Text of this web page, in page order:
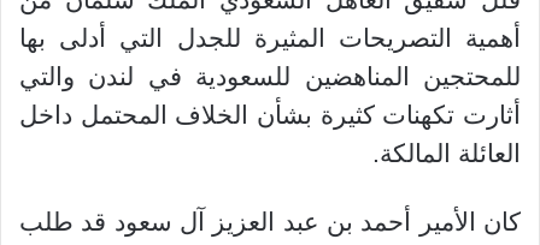
أهمية التصريحات المثيرة للجدل التي أدلى بها
للمحتجين المناهضين للسعودية في لندن والتي
أثارت تكهنات كثيرة بشأن الخلاف المحتمل داخل
العائلة المالكة.
كان الأمير أحمد بن عبد العزيز آل سعود قد طلب